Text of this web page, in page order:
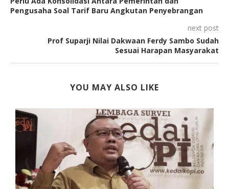
Pengusaha Soal Tarif Baru Angkutan Penyebrangan
next post
Prof Suparji Nilai Dakwaan Ferdy Sambo Sudah
Sesuai Harapan Masyarakat
YOU MAY ALSO LIKE